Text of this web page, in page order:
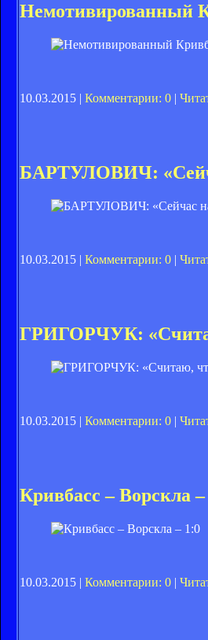
Немотивированный
10.03.2015 | Комментарии: 0 |
БАРТУЛОВИЧ:
10.03.2015 | Комментарии: 0 |
ГРИГОРЧУК:
10.03.2015 | Комментарии: 0 |
Кривбасс – Ворскла
10.03.2015 | Комментарии: 0 |